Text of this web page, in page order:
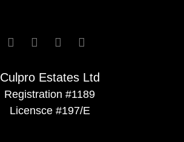
Culpro Estates Ltd
Registration #1189
Licensce #197/E
   